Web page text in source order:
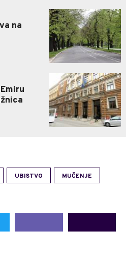
na
0
0
UBISTVO MUČENJE